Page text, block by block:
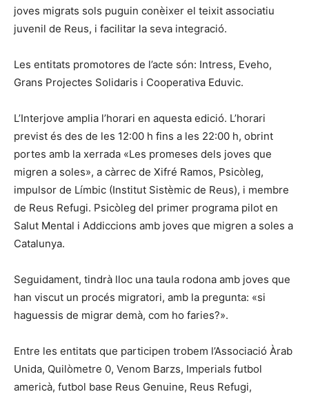
joves migrats sols puguin conèixer el teixit associatiu
juvenil de Reus, i facilitar la seva integració.
Les entitats promotores de l’acte són: Intress, Eveho,
Grans Projectes Solidaris i Cooperativa Eduvic.
L’Interjove amplia l’horari en aquesta edició. L’horari
previst és des de les 12:00 h fins a les 22:00 h, obrint
portes amb la xerrada «Les promeses dels joves que
migren a soles», a càrrec de Xifré Ramos, Psicòleg,
impulsor de Límbic (Institut Sistèmic de Reus), i membre
de Reus Refugi. Psicòleg del primer programa pilot en
Salut Mental i Addiccions amb joves que migren a soles a
Catalunya.
Seguidament, tindrà lloc una taula rodona amb joves que
han viscut un procés migratori, amb la pregunta: «si
haguessis de migrar demà, com ho faries?».
Entre les entitats que participen trobem l’Associació Àrab
Unida, Quilòmetre 0, Venom Barzs, Imperials futbol
americà, futbol base Reus Genuine, Reus Refugi,